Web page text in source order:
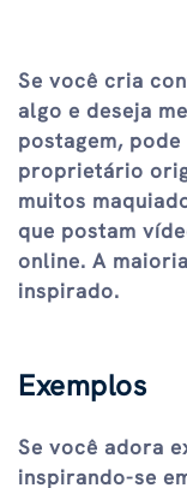
Se você cria
algo e deseja
postagem,
proprietário
muitos
que postam
online. A
inspirado.
Exemplos
Se você adora
inspirando-se